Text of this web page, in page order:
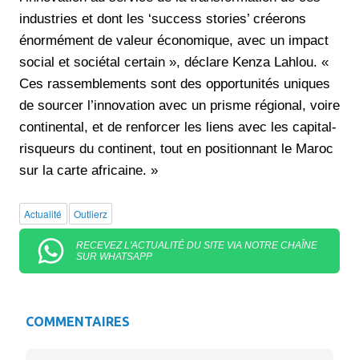
industries et dont les ‘success stories’ créerons
énormément de valeur économique, avec un impact
social et sociétal certain », déclare Kenza Lahlou. «
Ces rassemblements sont des opportunités uniques
de sourcer l’innovation avec un prisme régional, voire
continental, et de renforcer les liens avec les capital-
risqueurs du continent, tout en positionnant le Maroc
sur la carte africaine. »
Actualité Outlierz
RECEVEZ L'ACTUALITÉ DU SITE VIA NOTRE CHAÎNE
SUR WHATSAPP
COMMENTAIRES